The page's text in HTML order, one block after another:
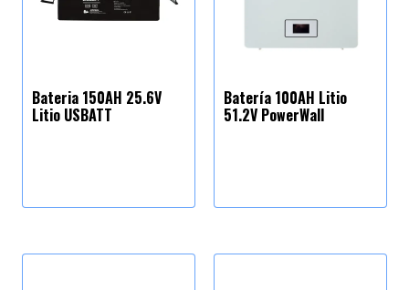
Bateria 150AH 25.6V
Litio USBATT
Batería 100AH Litio
51.2V PowerWall